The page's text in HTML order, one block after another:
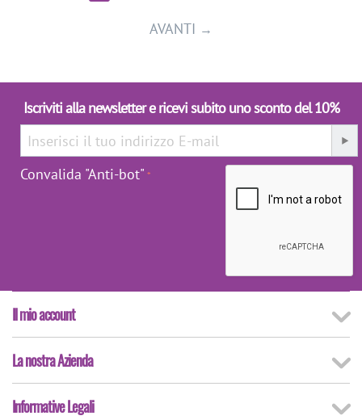
AVANTI
Iscriviti alla newsletter e ricevi subito uno sconto del 10%
Convalida "Anti-bot"
Il mio account
La nostra Azienda
Informative Legali